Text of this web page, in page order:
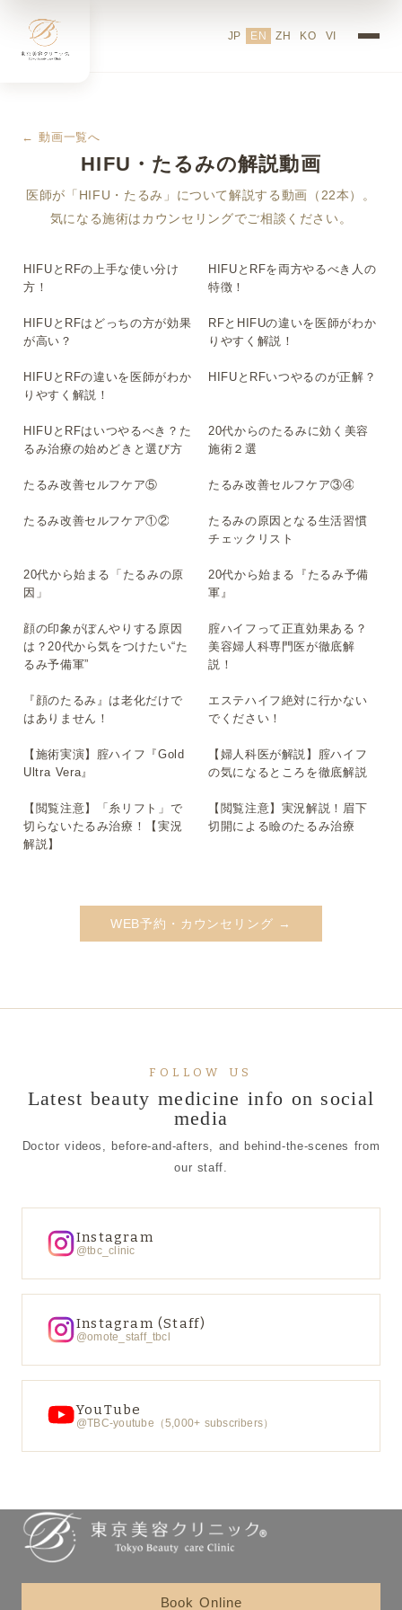
JP EN ZH KO VI
← 動画一覧へ
HIFU・たるみの解説動画
医師が「HIFU・たるみ」について解説する動画（22本）。
気になる施術はカウンセリングでご相談ください。
▶
HIFUとRFの上手な使い分け
方！
▶
HIFUとRFを両方やるべき人の
特徴！
▶
HIFUとRFはどっちの方が効果
が高い？
▶
RFとHIFUの違いを医師がわか
りやすく解説！
▶
HIFUとRFの違いを医師がわか
りやすく解説！
▶
HIFUとRFいつやるのが正解？
▶
HIFUとRFはいつやるべき？た
るみ治療の始めどきと選び方
▶
20代からのたるみに効く美容
施術２選
▶
たるみ改善セルフケア⑤ ▶
たるみ改善セルフケア③④
▶
たるみ改善セルフケア①② ▶
たるみの原因となる生活習慣
チェックリスト
▶
20代から始まる「たるみの原
因」
▶
20代から始まる『たるみ予備
軍』
▶
顔の印象がぼんやりする原因
は？20代から気をつけたい“た
るみ予備軍”
▶
腟ハイフって正直効果ある？
美容婦人科専門医が徹底解
説！
▶
『顔のたるみ』は老化だけで
はありません！
▶
エステハイフ絶対に行かない
でください！
▶
【施術実演】腟ハイフ『Gold
Ultra Vera』
▶
【婦人科医が解説】腟ハイフ
の気になるところを徹底解説
▶
【閲覧注意】「糸リフト」で
切らないたるみ治療！【実況
解説】
▶
【閲覧注意】実況解説！眉下
切開による瞼のたるみ治療
WEB予約・カウンセリング →
FOLLOW US
Latest beauty medicine info on social
media
Doctor videos, before-and-afters, and behind-the-scenes from
our staff.
Instagram
@tbc_clinic
Instagram (Staff)
@omote_staff_tbcl
YouTube
@TBC-youtube（5,000+ subscribers）
Book Online